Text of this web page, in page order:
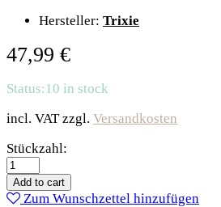
Hersteller: Trixie
47,99 €
Status: 10 in stock
incl. VAT zzgl. Versandkosten
Trixie
Kratzsäule
Soria
quantity
Stückzahl:
Add to cart
Zum Wunschzettel hinzufügen